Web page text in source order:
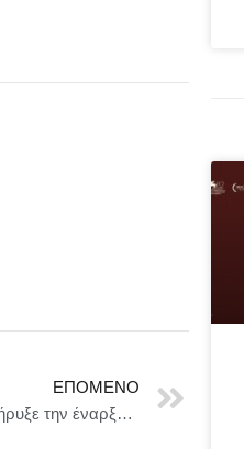
ΕΠΌΜΕΝΟ
Ο Πρόεδρος της Βουλής των Ελλήνων κήρυξε την έναρξη του 4ου Φεστιβάλ Χανίων